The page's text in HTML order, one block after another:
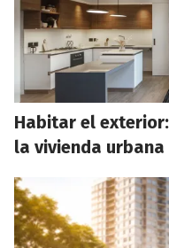
Habitar el
la vivienda urbana